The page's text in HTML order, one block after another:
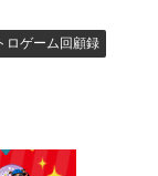
ロゲーム回顧録